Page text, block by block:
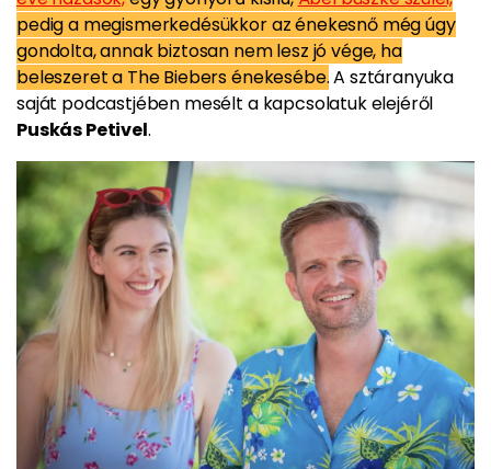
pedig a megismerkedésükkor az énekesnő még úgy
gondolta, annak biztosan nem lesz jó vége, ha
beleszeret a The Biebers énekesébe.A sztáranyuka
saját podcastjében mesélt a kapcsolatuk elejéről
Puskás Petivel.